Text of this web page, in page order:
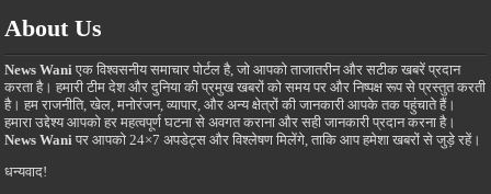
About Us
News Wani एक विश्वसनीय समाचार पोर्टल है, जो आपको ताजातरीन और सटीक खबरें प्रदान
करता है। हमारी टीम देश और दुनिया की प्रमुख खबरों को समय पर और निष्पक्ष रूप से प्रस्तुत करती
है। हम राजनीति, खेल, मनोरंजन, व्यापार, और अन्य क्षेत्रों की जानकारी आपके तक पहुंचाते हैं।
हमारा उद्देश्य आपको हर महत्वपूर्ण घटना से अवगत कराना और सही जानकारी प्रदान करना है।
News Wani पर आपको 24×7 अपडेट्स और विश्लेषण मिलेंगे, ताकि आप हमेशा खबरों से जुड़े रहें।
धन्यवाद!